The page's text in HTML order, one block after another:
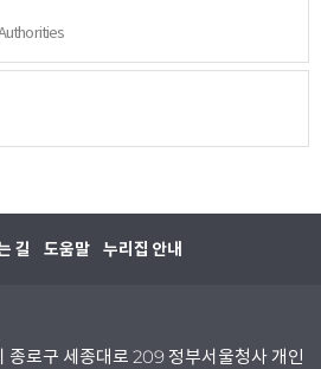
길 도움말 누리집 안내
종로구 세종대로 209 정부서울청사 개인